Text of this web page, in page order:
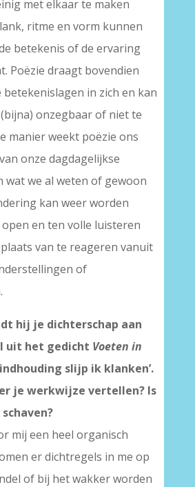
met elkaar te maken
ritme en vorm kunnen
betekenis of de ervaring
Poëzie draagt bovendien
betekenislagen in zich en kan
onzegbaar of niet te
manier weekt poëzie ons
onze dagdagelijkse
wat we al weten of gewoon
kan weer worden
en ten volle luisteren
van te reageren vanuit
of
hij je dichterschap aan
uit het gedicht Voeten in
slijp ik klanken’.
je werkwijze vertellen? Is
mij een heel organisch
er dichtregels in me op
of bij het wakker worden